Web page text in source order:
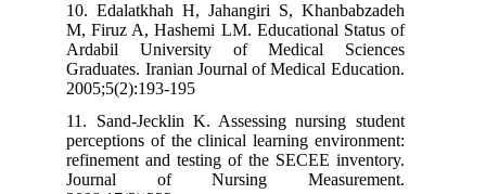
10. Edalatkhah H, Jahangiri S, Khanbabzadeh
M, Firuz A, Hashemi LM. Educational Status of
Ardabil University of Medical Sciences
Graduates. Iranian Journal of Medical Education.
2005;5(2):193-195
11. Sand-Jecklin K. Assessing nursing student
perceptions of the clinical learning environment:
refinement and testing of the SECEE inventory.
Journal of Nursing Measurement.